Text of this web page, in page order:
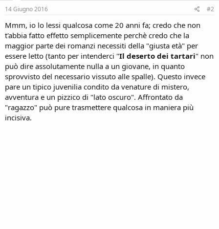
14 Giugno 2016 #2
Mmm, io lo lessi qualcosa come 20 anni fa; credo che non
t'abbia fatto effetto semplicemente perchè credo che la
maggior parte dei romanzi necessiti della "giusta età" per
essere letto (tanto per intenderci "Il deserto dei tartari" non
può dire assolutamente nulla a un giovane, in quanto
sprovvisto del necessario vissuto alle spalle). Questo invece
pare un tipico juvenilia condito da venature di mistero,
avventura e un pizzico di "lato oscuro". Affrontato da
"ragazzo" può pure trasmettere qualcosa in maniera più
incisiva.